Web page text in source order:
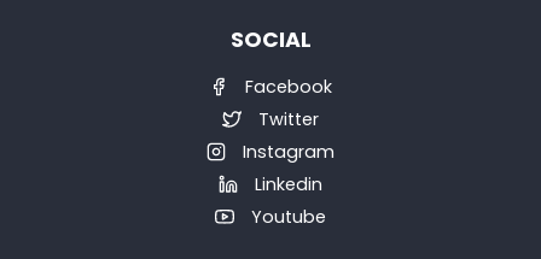
SOCIAL
Facebook
Twitter
Instagram
Linkedin
Youtube